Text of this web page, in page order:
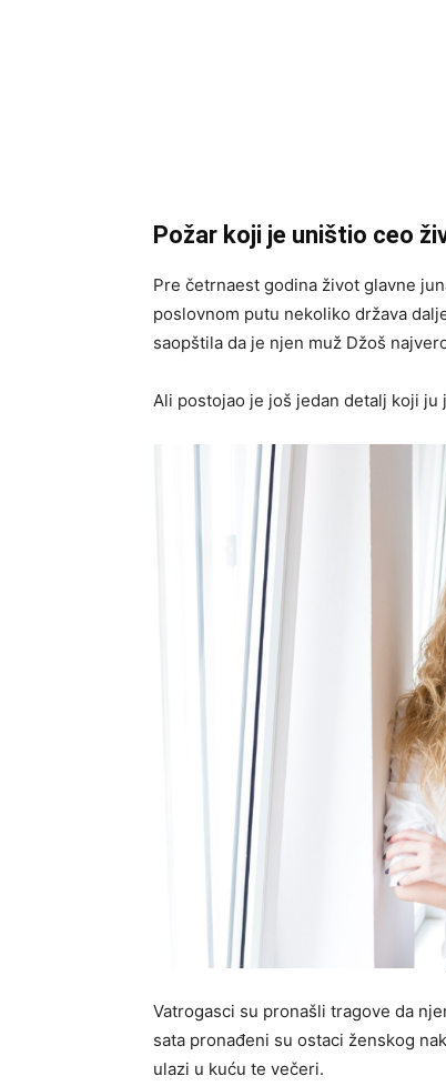
Požar koji je uništio ceo
Pre četrnaest godina život glavne
poslovnom putu nekoliko država
saopštila da je njen muž Džoš
Ali postojao je još jedan detalj koji ju
Vatrogasci su pronašli tragove da
sata pronađeni su ostaci ženskog
ulazi u kuću te večeri.